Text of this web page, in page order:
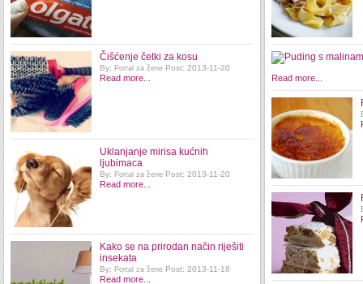
Čišćenje četki za kosu
By: Portal za žene Post: 2013-11-20
Read more...
Uklanjanje mirisa kućnih
ljubimaca
By: Portal za žene Post: 2013-11-20
Read more...
Kako se na prirodan način riješiti
insekata
By: Portal za žene Post: 2013-11-18
Read more...
Read more...